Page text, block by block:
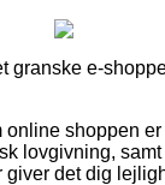
granske e-
shoppen
lovgivning,
det dig